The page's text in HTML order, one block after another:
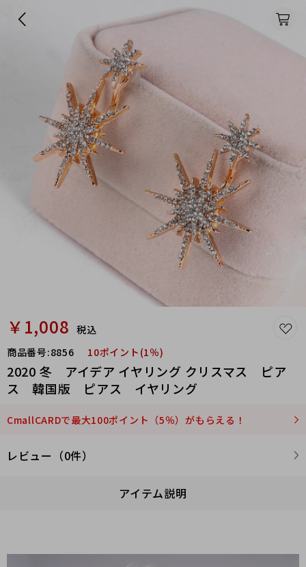
￥1,008 税込
商品番号:8856 10ポイント(1％)
2020 冬 アイデア イヤリング クリスマス ピア
ス 韓国版 ピアス イヤリング
CmallCARDで最大100ポイント（5％）がもらえる！
レビュー（0件）
アイテム説明